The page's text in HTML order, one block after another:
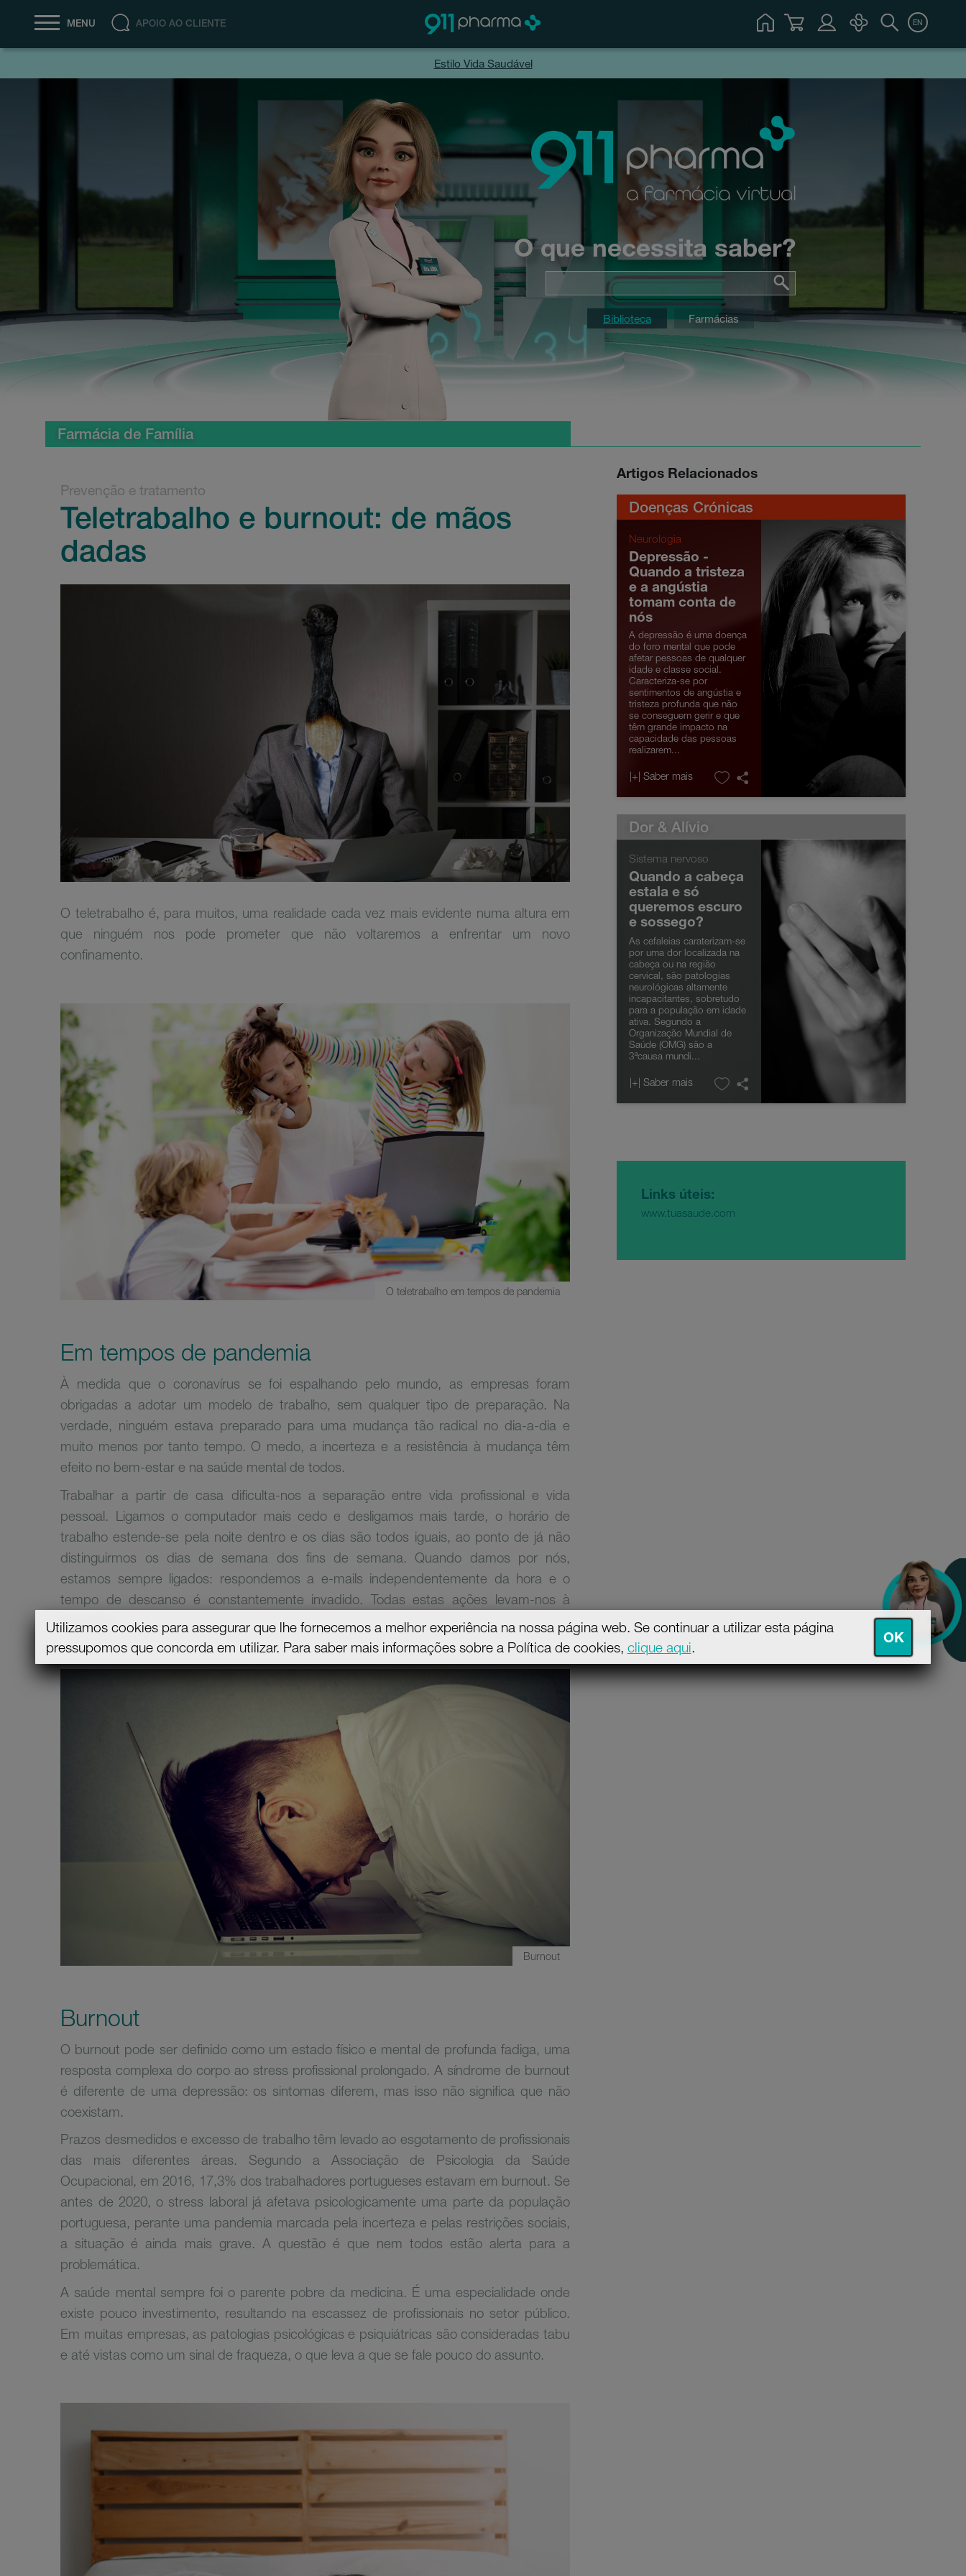
APOIO AO CLIENTE EN
Estilo Vida Saudável
O que necessita saber?
Biblioteca Farmácias
Farmácia de Família
Prevenção e tratamento
Teletrabalho e burnout: de mãos
dadas
O teletrabalho é, para muitos, uma realidade cada vez mais evidente numa altura em
que ninguém nos pode prometer que não voltaremos a enfrentar um novo
confinamento.
O teletrabalho em tempos de pandemia
Em tempos de pandemia
À medida que o coronavírus se foi espalhando pelo mundo, as empresas foram
obrigadas a adotar um modelo de trabalho, sem qualquer tipo de preparação. Na
verdade, ninguém estava preparado para uma mudança tão radical no dia-a-dia e
muito menos por tanto tempo. O medo, a incerteza e a resistência à mudança têm
efeito no bem-estar e na saúde mental de todos.
Trabalhar a partir de casa dificulta-nos a separação entre vida profissional e vida
pessoal. Ligamos o computador mais cedo e desligamos mais tarde, o horário de
trabalho estende-se pela noite dentro e os dias são todos iguais, ao ponto de já não
distinguirmos os dias de semana dos fins de semana. Quando damos por nós,
estamos sempre ligados: respondemos a e-mails independentemente da hora e o
tempo de descanso é constantemente invadido. Todas estas ações levam-nos à
exaustão.
Burnout
Burnout
O burnout pode ser definido como um estado físico e mental de profunda fadiga, uma
resposta complexa do corpo ao stress profissional prolongado. A síndrome de burnout
é diferente de uma depressão: os sintomas diferem, mas isso não significa que não
coexistam.
Prazos desmedidos e excesso de trabalho têm levado ao esgotamento de profissionais
das mais diferentes áreas. Segundo a Associação de Psicologia da Saúde
Ocupacional, em 2016, 17,3% dos trabalhadores portugueses estavam em burnout. Se
antes de 2020, o stress laboral já afetava psicologicamente uma parte da população
portuguesa, perante uma pandemia marcada pela incerteza e pelas restrições sociais,
a situação é ainda mais grave. A questão é que nem todos estão alerta para a
problemática.
A saúde mental sempre foi o parente pobre da medicina. É uma especialidade onde
existe pouco investimento, resultando na escassez de profissionais no setor público.
Em muitas empresas, as patologias psicológicas e psiquiátricas são consideradas tabu
e até vistas como um sinal de fraqueza, o que leva a que se fale pouco do assunto.
Artigos Relacionados
Doenças Crónicas
Neurologia
Depressão -
Quando a tristeza
e a angústia
tomam conta de
nós
A depressão é uma doença
do foro mental que pode
afetar pessoas de qualquer
idade e classe social.
Caracteriza-se por
sentimentos de angústia e
tristeza profunda que não
se conseguem gerir e que
têm grande impacto na
capacidade das pessoas
realizarem...
|+| Saber mais
Dor & Alívio
Sistema nervoso
Quando a cabeça
estala e só
queremos escuro
e sossego?
As cefaleias caraterizam-se
por uma dor localizada na
cabeça ou na região
cervical, são patologias
neurológicas altamente
incapacitantes, sobretudo
para a população em idade
ativa. Segundo a
Organização Mundial de
Saúde (OMG) são a
3ªcausa mundi...
|+| Saber mais
Links úteis:
www.tuasaude.com
Utilizamos cookies para assegurar que lhe fornecemos a melhor experiência na nossa página web. Se continuar a utilizar esta página
pressupomos que concorda em utilizar. Para saber mais informações sobre a Política de cookies, clique aqui
OK